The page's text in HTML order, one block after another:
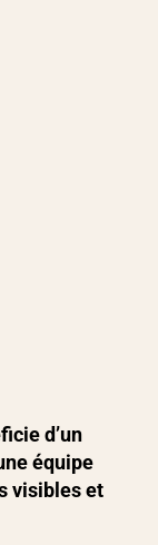
d’un
équipe
visibles et